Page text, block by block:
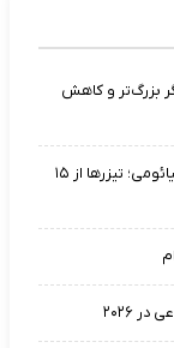
نمایشگر بزرگ‌تر و کاهش
زمان احتمالی ورود نسخه آزمایشی HyperOS ۴ شیائومی؛ تیزرها از ۱۵
۲۰۲۶